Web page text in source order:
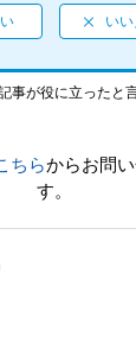
2】公式ホーム
事が役に立ったと
ちらからお問
す。